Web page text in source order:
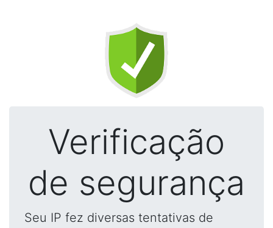
Verificação
de segurança
Seu IP fez diversas tentativas de